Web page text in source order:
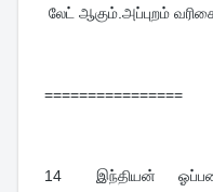
லேட் ஆகும்.அப்புறம்
================
14 இந்தியன்